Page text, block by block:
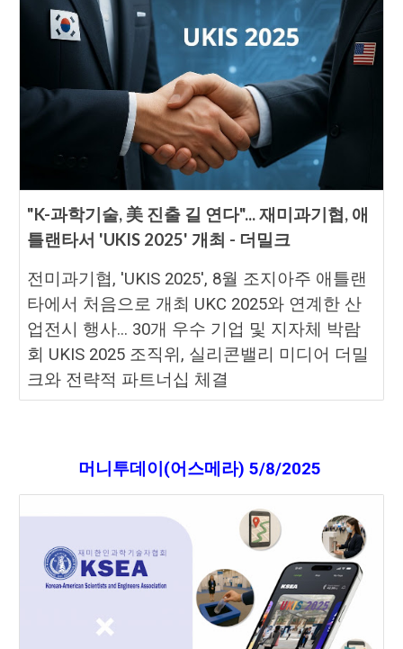
"K-과학기술, 美 진출 길 연다"... 재미과기협, 애
틀랜타서 'UKIS 2025' 개최 - 더밀크
전미과기협, 'UKIS 2025', 8월 조지아주 애틀랜
타에서 처음으로 개최 UKC 2025와 연계한 산
업전시 행사... 30개 우수 기업 및 지자체 박람
회 UKIS 2025 조직위, 실리콘밸리 미디어 더밀
크와 전략적 파트너십 체결
머니투데이(어스메라) 5/8/2025